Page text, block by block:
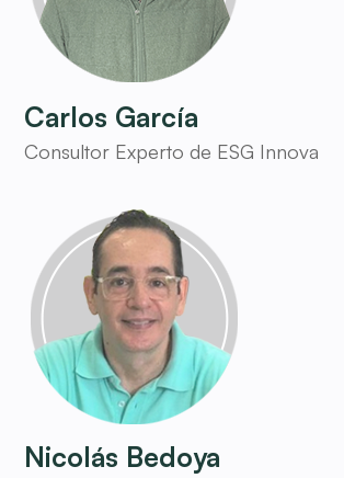
Carlos García
Consultor Experto de ESG Innova
Nicolás Bedoya